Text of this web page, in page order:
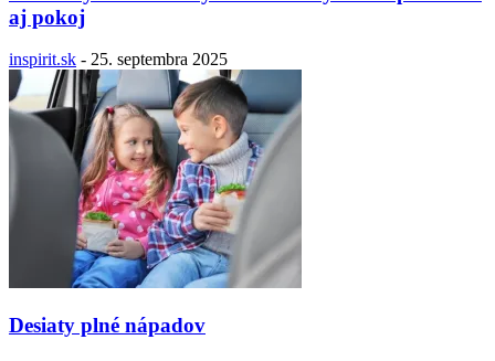
aj pokoj
inspirit.sk - 25. septembra 2025
Desiaty plné nápadov